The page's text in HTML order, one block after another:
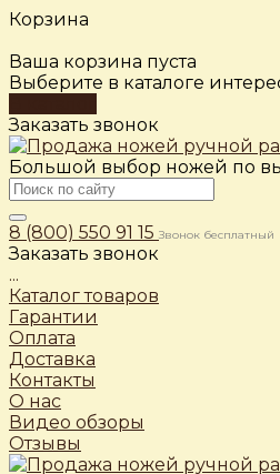
Корзина
Ваша корзина пуста
Выберите в каталоге
Заказать звонок
Большой выбор ножей по
8 (800) 550 91 15 Звонок бесплатный
Заказать звонок
...
Каталог товаров
Гарантии
Оплата
Доставка
Контакты
О нас
Видео обзоры
Отзывы